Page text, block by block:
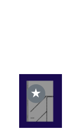
★
DODAJ
DO
KOSZYKA
/
SZCZEGÓŁY